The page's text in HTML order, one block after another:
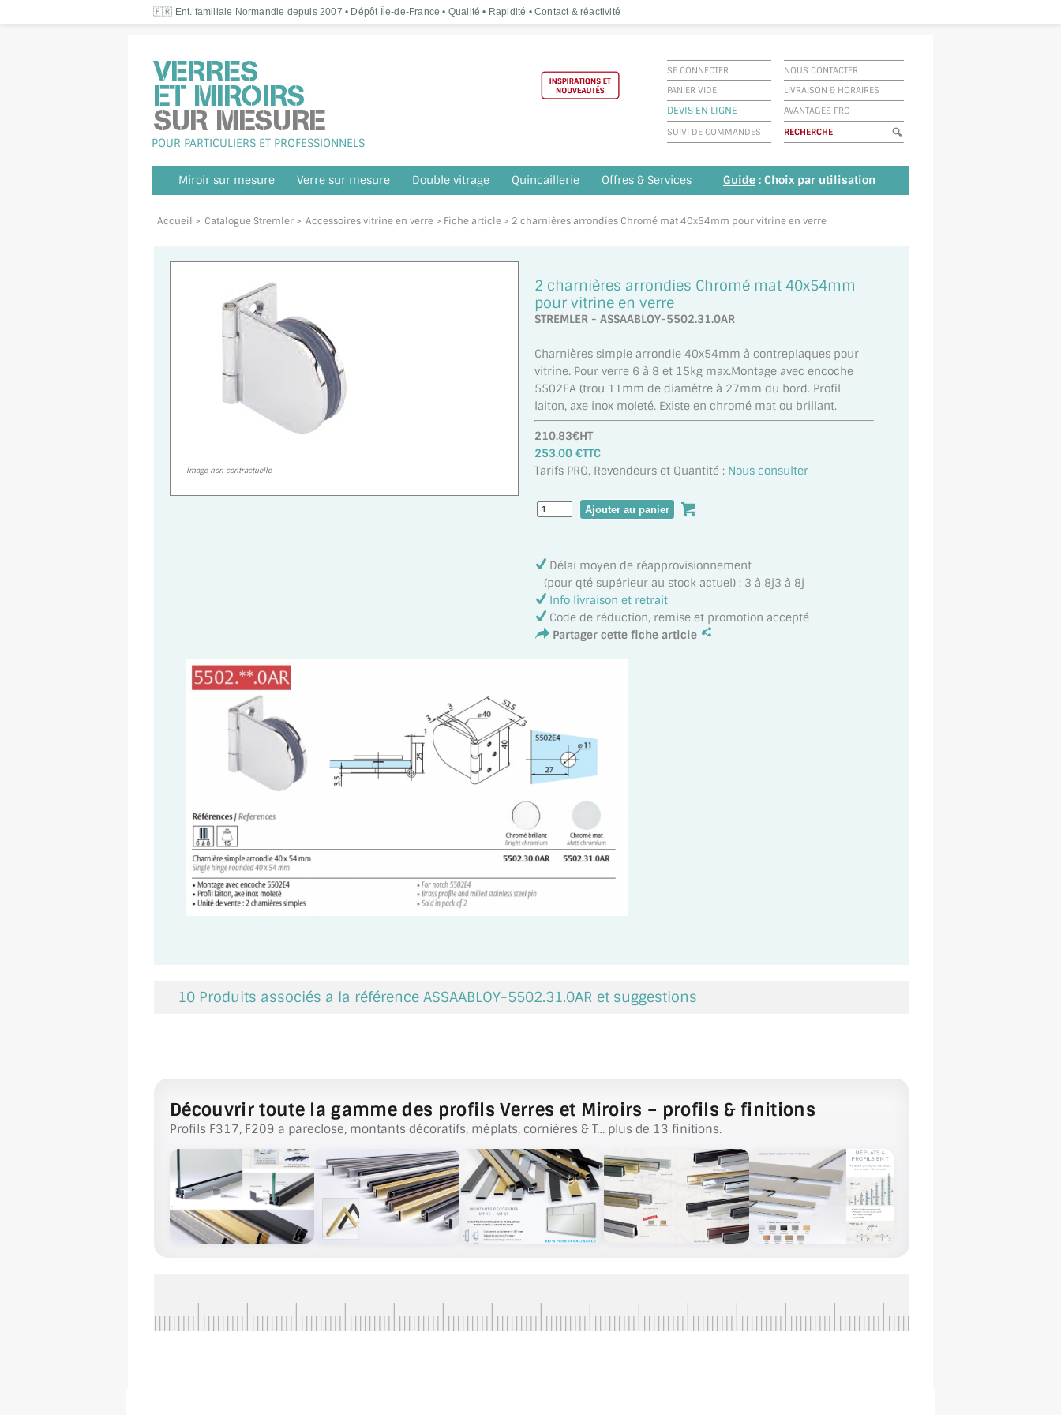
🇫🇷 Ent. familiale Normandie depuis 2007 • Dépôt Île-de-France • Qualité • Rapidité • Contact & réactivité
POUR PARTICULIERS ET PROFESSIONNELS
SE CONNECTER
NOUS CONTACTER
PANIER VIDE
LIVRAISON & HORAIRES
DEVIS EN LIGNE
AVANTAGES PRO
SUIVI DE COMMANDES
Miroir sur mesure Verre sur mesure Double vitrage Quincaillerie Offres & Services Guide : Choix par utilisation
Accueil > Catalogue Stremler > Accessoires vitrine en verre > Fiche article > 2 charnières arrondies Chromé mat 40x54mm pour vitrine en verre
Image non contractuelle
2 charnières arrondies Chromé mat 40x54mm
pour vitrine en verre
STREMLER - ASSAABLOY-5502.31.0AR
Charnières simple arrondie 40x54mm à contreplaques pour
vitrine. Pour verre 6 à 8 et 15kg max.Montage avec encoche
5502EA (trou 11mm de diamètre à 27mm du bord. Profil
laiton, axe inox moleté. Existe en chromé mat ou brillant.
210.83€HT
253.00 €TTC
Tarifs PRO, Revendeurs et Quantité : Nous consulter
Délai moyen de réapprovisionnement
(pour qté supérieur au stock actuel) : 3 à 8j3 à 8j
Info livraison et retrait
Code de réduction, remise et promotion accepté
Partager cette fiche article
10 Produits associés a la référence ASSAABLOY-5502.31.0AR et suggestions
Découvrir toute la gamme des profils Verres et Miroirs – profils & finitions
Profils F317, F209 a pareclose, montants décoratifs, méplats, cornières & T… plus de 13 finitions.